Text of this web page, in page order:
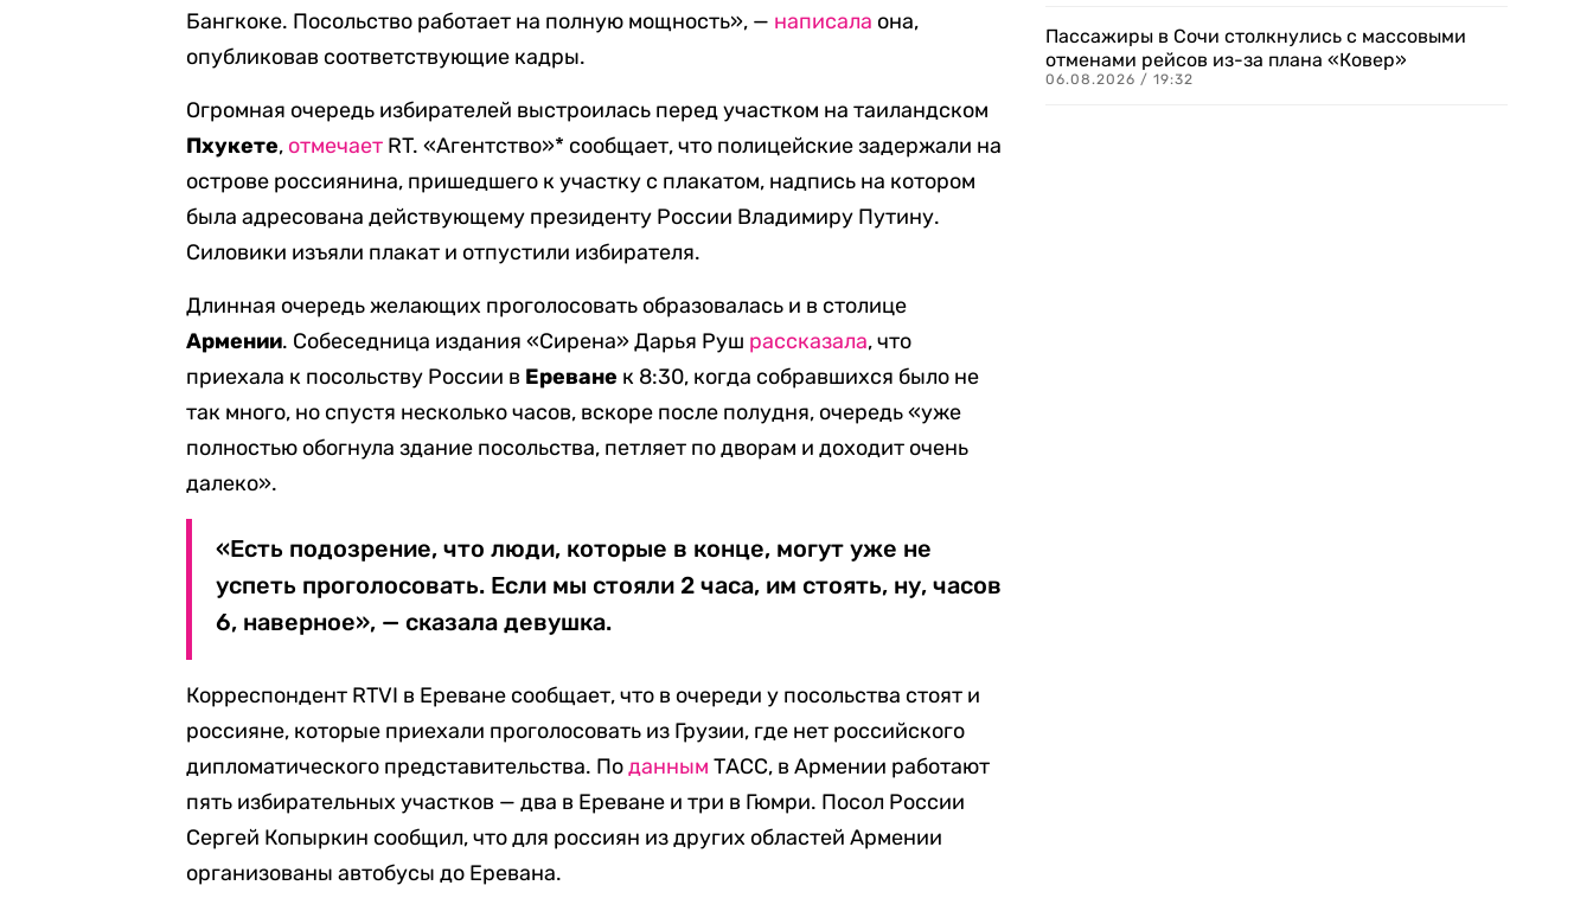
Бангкоке. Посольство работает на полную мощность», — написала она,
опубликовав соответствующие кадры.
Огромная очередь избирателей выстроилась перед участком на таиландском
Пхукете, отмечает RT. «Агентство»* сообщает, что полицейские задержали на
острове россиянина, пришедшего к участку с плакатом, надпись на котором
была адресована действующему президенту России Владимиру Путину.
Силовики изъяли плакат и отпустили избирателя.
Длинная очередь желающих проголосовать образовалась и в столице
Армении. Собеседница издания «Сирена» Дарья Руш рассказала, что
приехала к посольству России в Ереване к 8:30, когда собравшихся было не
так много, но спустя несколько часов, вскоре после полудня, очередь «уже
полностью обогнула здание посольства, петляет по дворам и доходит очень
далеко».
«Есть подозрение, что люди, которые в конце, могут уже не
успеть проголосовать. Если мы стояли 2 часа, им стоять, ну, часов
6, наверное», — сказала девушка.
Корреспондент RTVI в Ереване сообщает, что в очереди у посольства стоят и
россияне, которые приехали проголосовать из Грузии, где нет российского
дипломатического представительства. Поданным ТАСС, в Армении работают
пять избирательных участков — два в Ереване и три в Гюмри. Посол России
Сергей Копыркин сообщил, что для россиян из других областей Армении
организованы автобусы до Еревана.
Пассажиры в Сочи столкнулись с массовыми
отменами рейсов из-за плана «Ковер»
06.08.2026 / 19:32